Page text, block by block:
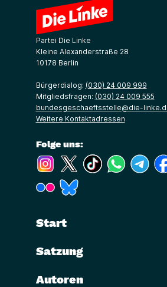
Partei Die Linke
Kleine Alexanderstraße 28
10178 Berlin
Bürgerdialog: (030) 24 009 999
Mitgliedsfragen: (030) 24 009 555
bundesgeschaeftsstelle@die-
Weitere Kontaktadressen
Folge uns:
(Link öffnet ein neues Fenster)
(Link öffnet ein neues
(Link öffnet ein
(Link
(Link öffnet ein neues Fenster)
Start
Satzung
Autoren